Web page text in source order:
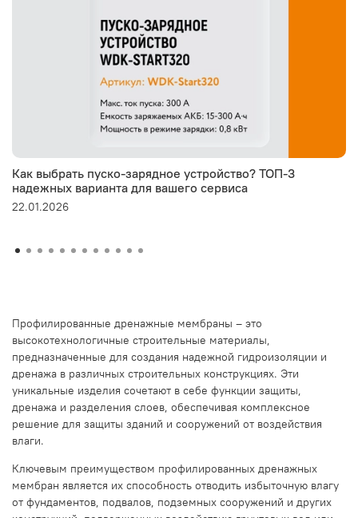
Как выбрать пуско-зарядное устройство? ТОП-3
надежных варианта для вашего сервиса
22.01.2026
Профилированные дренажные мембраны – это
высокотехнологичные строительные материалы,
предназначенные для создания надежной гидроизоляции и
дренажа в различных строительных конструкциях. Эти
уникальные изделия сочетают в себе функции защиты,
дренажа и разделения слоев, обеспечивая комплексное
решение для защиты зданий и сооружений от воздействия
влаги.
Ключевым преимуществом профилированных дренажных
мембран является их способность отводить избыточную влагу
от фундаментов, подвалов, подземных сооружений и других